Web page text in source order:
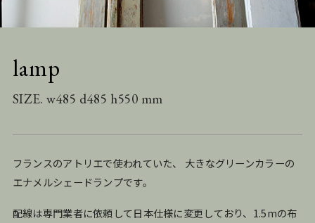
lamp
SIZE. w485 d485 h550 mm
フランスのアトリエで使われていた、 大きなグリーンカラーの
エナメルシェードランプです。
配線は専門業者に依頼して日本仕様に変更しており、1.5mの布